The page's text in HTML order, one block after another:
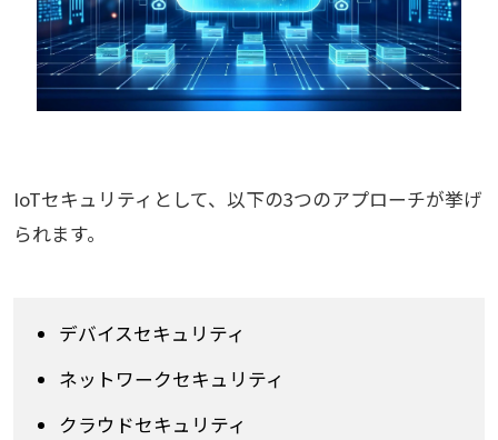
IoTセキュリティとして、以下の3つのアプローチが挙げ
られます。
デバイスセキュリティ
ネットワークセキュリティ
クラウドセキュリティ